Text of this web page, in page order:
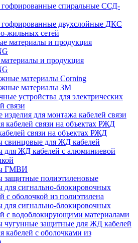
спиральные ССД-
двухслойные ДКС
жильных сетей
и продукция
материалы Corning
материалы 3M
устройства для электрических
связи
изделия для монтажа кабелей связи
связи на объектах РЖД
для ЖД кабелей
ЖД кабелей с алюминиевой
ГМВИ
полиэтиленовые
сигнально-блокировочных
с оболочкой из полиэтилена
сигнально-блокировочных
с водоблокирующими материалами
защитные для ЖД кабелей